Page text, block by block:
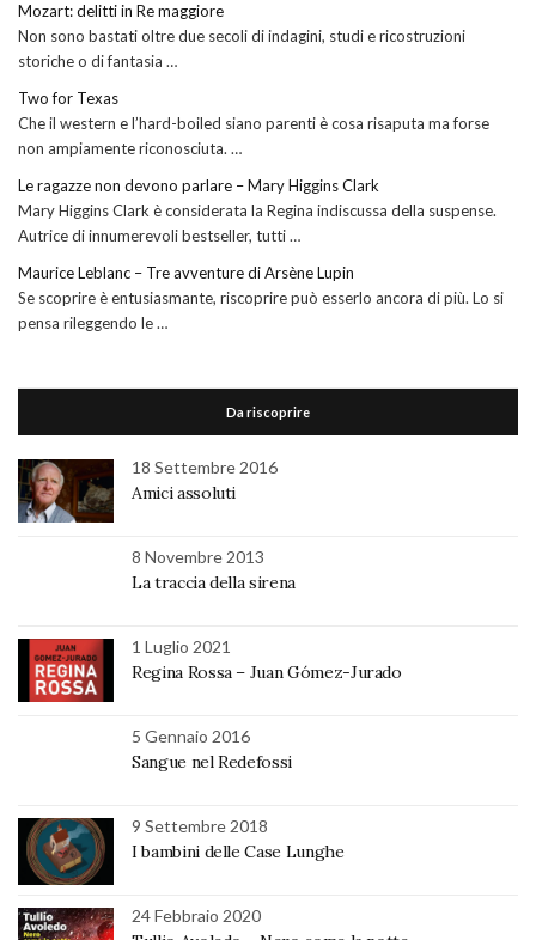
Mozart: delitti in Re maggiore
Non sono bastati oltre due secoli di indagini, studi e ricostruzioni
storiche o di fantasia …
Two for Texas
Che il western e l’hard-boiled siano parenti è cosa risaputa ma forse
non ampiamente riconosciuta. …
Le ragazze non devono parlare – Mary Higgins Clark
Mary Higgins Clark è considerata la Regina indiscussa della suspense.
Autrice di innumerevoli bestseller, tutti …
Maurice Leblanc – Tre avventure di Arsène Lupin
Se scoprire è entusiasmante, riscoprire può esserlo ancora di più. Lo si
pensa rileggendo le …
Da riscoprire
18 Settembre 2016
Amici assoluti
8 Novembre 2013
La traccia della sirena
1 Luglio 2021
Regina Rossa – Juan Gómez-Jurado
5 Gennaio 2016
Sangue nel Redefossi
9 Settembre 2018
I bambini delle Case Lunghe
24 Febbraio 2020